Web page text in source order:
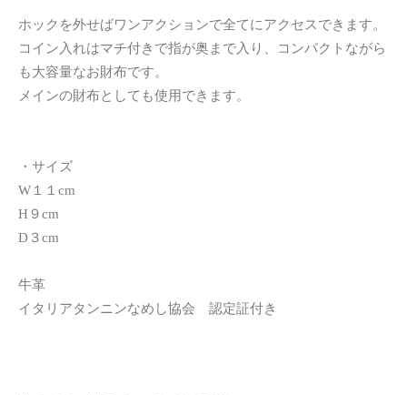
ホックを外せばワンアクションで全てにアクセスできます。
コイン入れはマチ付きで指が奥まで入り、コンパクトながら
も大容量なお財布です。
メインの財布としても使用できます。
・サイズ
W１１cm
H９cm
D３cm
牛革
イタリアタンニンなめし協会 認定証付き